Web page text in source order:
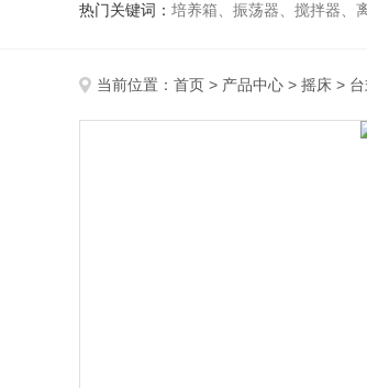
热门关键词： 培养箱、振荡器、搅拌器、
当前位置： 首页 > 产品中心 > 摇床 >